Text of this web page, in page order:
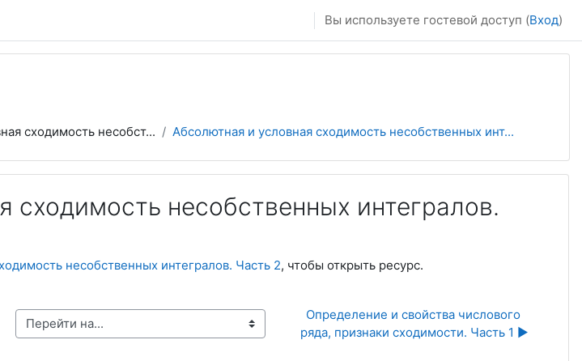
Вы используете гостевой доступ (Вход)
сходимость несобст... Абсолютная и условная сходимость несобственных инт...
сходимость несобственных интегралов.
несобственных интегралов. Часть 2, чтобы открыть ресурс.
на...
Определение и свойства числового
ряда, признаки сходимости. Часть 1 ▶︎